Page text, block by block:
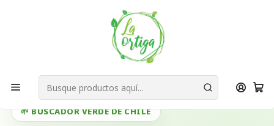
Bienvenid@s a quienes quieren un planeta más verde...
Nuestra Misión
Tipo de Entrega
Reciclaje y Gestión de Residuos
Gestión de Residuos para Familias
🌱 BUSCADOR VERDE DE CHILE